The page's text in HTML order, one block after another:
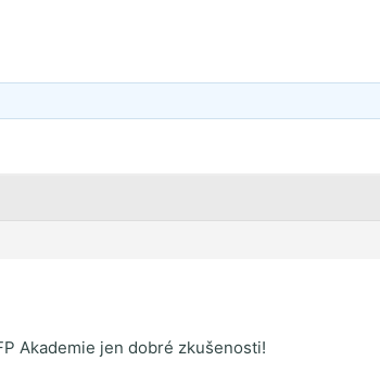
Akademie jen dobré zkušenosti!